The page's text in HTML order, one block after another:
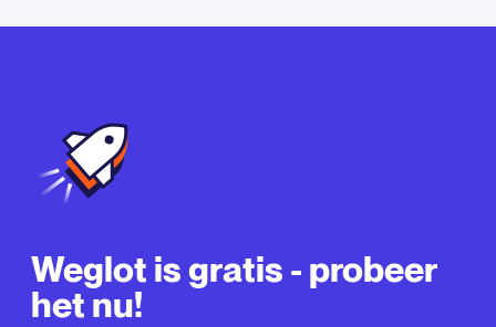
Weglot is gratis - probeer
het nu!